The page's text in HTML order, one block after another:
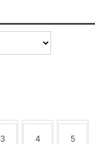
3 4 5